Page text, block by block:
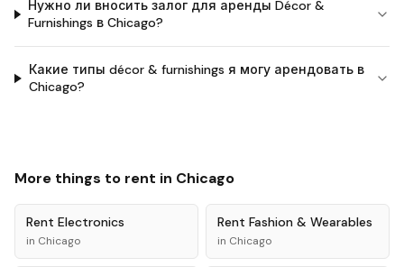
Нужно ли вносить залог для аренды Décor &
Furnishings в Chicago?
Какие типы décor & furnishings я могу арендовать в
Chicago?
More things to rent in Chicago
Rent Electronics
in Chicago
Rent Fashion & Wearables
in Chicago